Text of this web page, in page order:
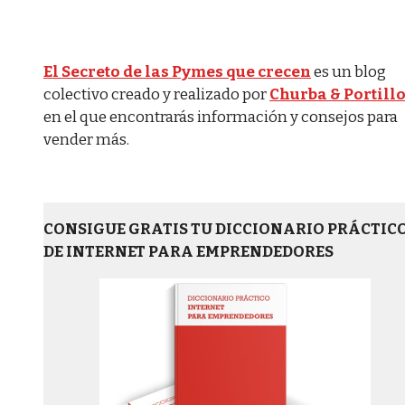
El Secreto de las Pymes que crecenes un blog
colectivo creado y realizado porChurba & Portillo
en el que encontrarás información y consejos para
vender más.
CONSIGUE GRATIS TU DICCIONARIO
DE INTERNET PARA EMPRENDEDORES